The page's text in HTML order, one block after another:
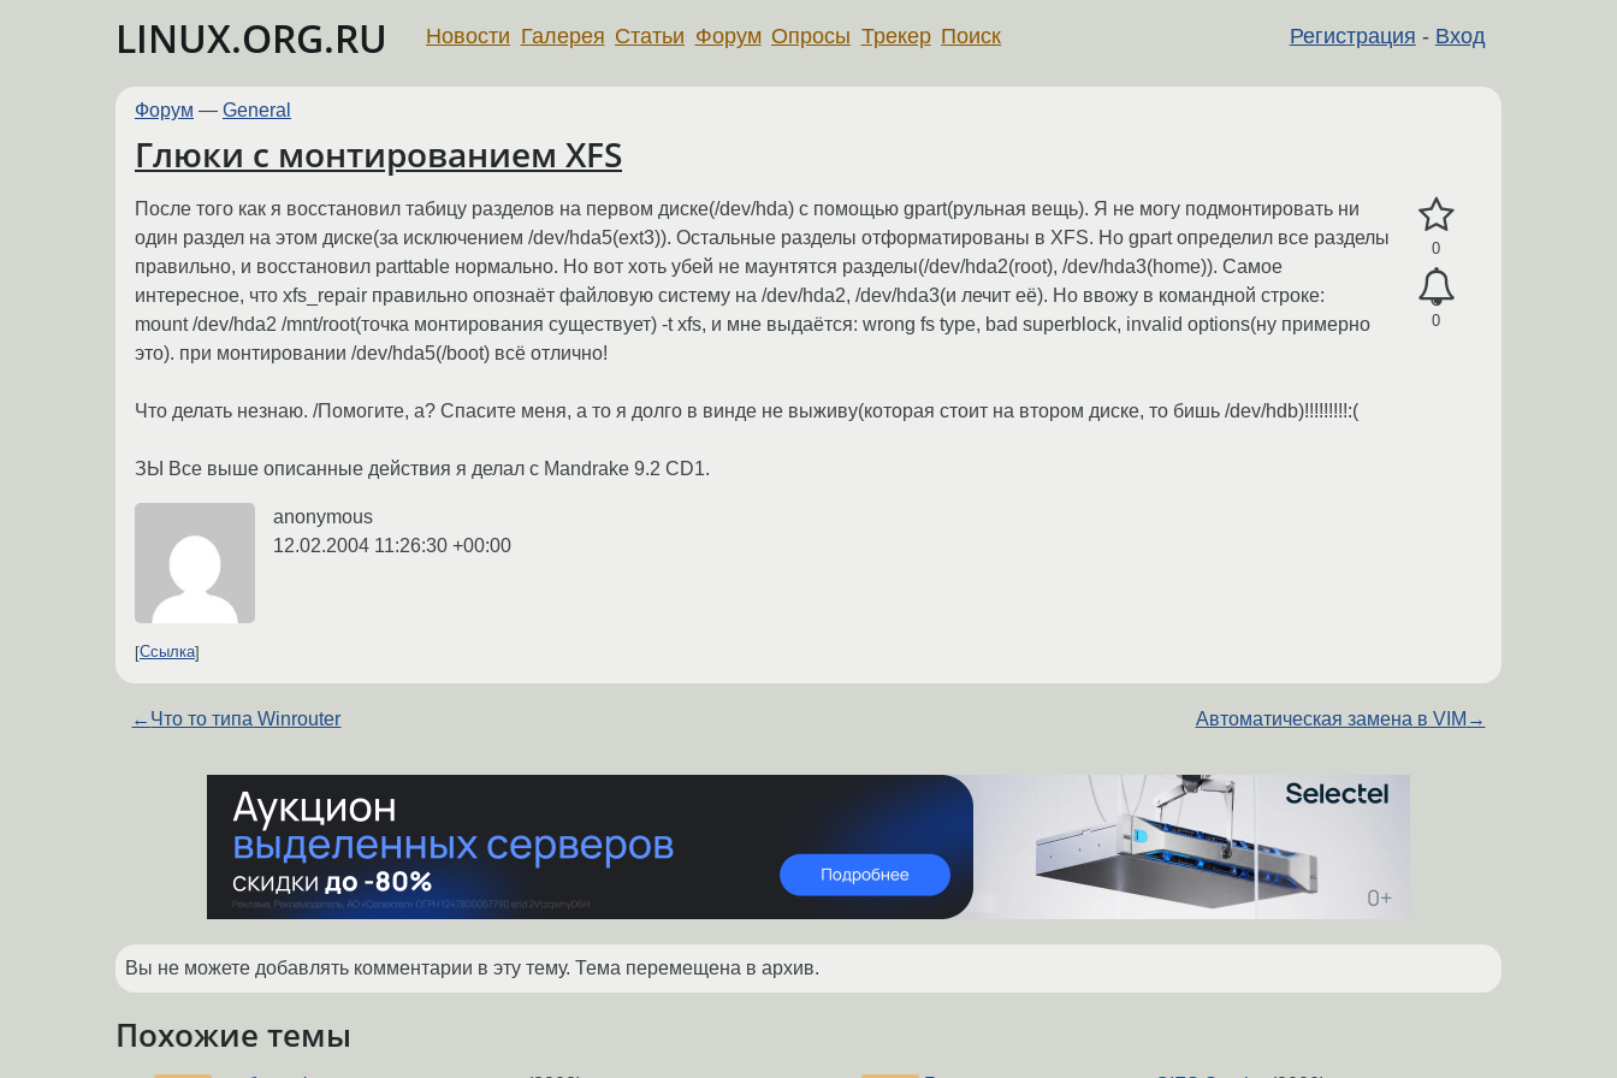
LINUX.ORG.RU Регистрация - Вход
Новости Галерея Статьи Форум Опросы Трекер Поиск
Форум — General
Глюки с монтированием XFS
0
0
После того как я восстановил табицу разделов на первом диске(/dev/hda) с помощью gpart(рульная вещь). Я не могу подмонтировать ни
один раздел на этом диске(за исключением /dev/hda5(ext3)). Остальные разделы отформатированы в XFS. Но gpart определил все разделы
правильно, и восстановил parttable нормально. Но вот хоть убей не маунтятся разделы(/dev/hda2(root), /dev/hda3(home)). Самое
интересное, что xfs_repair правильно опознаёт файловую систему на /dev/hda2, /dev/hda3(и лечит её). Но ввожу в командной строке:
mount /dev/hda2 /mnt/root(точка монтирования существует) -t xfs, и мне выдаётся: wrong fs type, bad superblock, invalid options(ну примерно
это). при монтировании /dev/hda5(/boot) всё отлично!
Что делать незнаю. /Помогите, а? Спасите меня, а то я долго в винде не выживу(которая стоит на втором диске, то бишь /dev/hdb)!!!!!!!!!:(
ЗЫ Все выше описанные действия я делал с Mandrake 9.2 CD1.
anonymous
12.02.2004 11:26:30 +00:00
Ссылка
← Что то типа Winrouter Автоматическая замена в VIM →
Вы не можете добавлять комментарии в эту тему. Тема перемещена в архив.
Похожие темы